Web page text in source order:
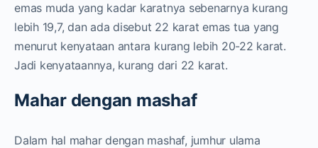
emas muda yang kadar karatnya sebenarnya kurang
lebih 19,7, dan ada disebut 22 karat emas tua yang
menurut kenyataan antara kurang lebih 20-22 karat.
Jadi kenyataannya, kurang dari 22 karat.
Mahar dengan mashaf
Dalam hal mahar dengan mashaf, jumhur ulama